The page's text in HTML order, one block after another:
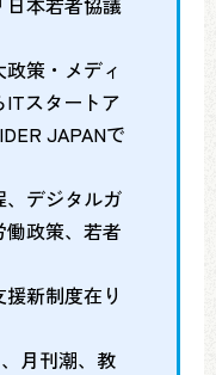
策・メディ
スタートア
JAPANで
デジタルガ
政策、若者
新制度在り
月刊潮、教